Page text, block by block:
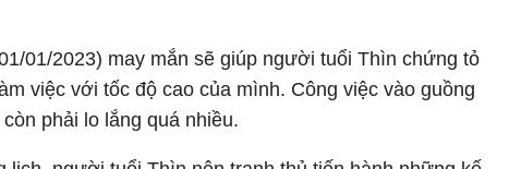
01/2023) may mắn sẽ giúp người tuổi Thìn chứng tỏ
việc với tốc độ cao của mình. Công việc vào guồng
phải lo lắng quá nhiều.